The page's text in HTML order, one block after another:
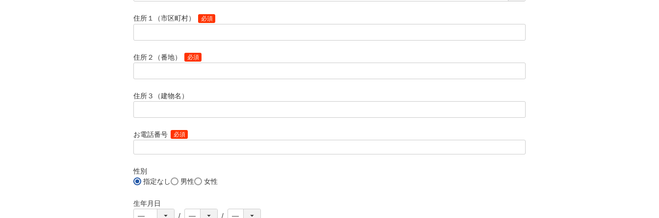
住所１（市区町村）
(必須)
住所２（番地）
(必須)
住所３（建物名）
お電話番号
(必須)
性別
指定なし
男性 女性
生年月日